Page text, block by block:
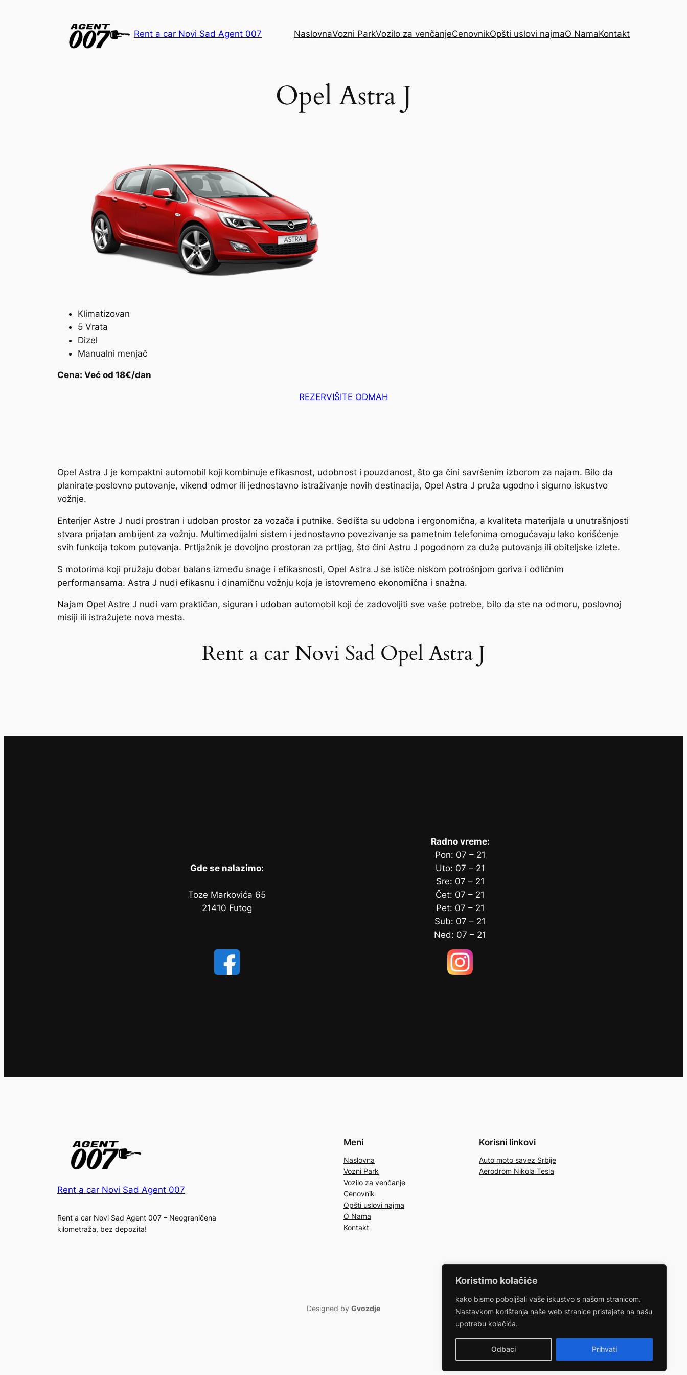
Koristimo kolačiće
kako bismo poboljšali vaše iskustvo s našom stranicom.
Nastavkom korištenja naše web stranice pristajete na našu
upotrebu kolačića.
Odbaci Prihvati
Rent a car Novi Sad Agent 007 NaslovnaVozni ParkVozilo za venčanjeCenovnikOpšti uslovi najmaO NamaKontakt
Opel Astra J
Klimatizovan
5 Vrata
Dizel
Manualni menjač
Cena: Već od 18€/dan
REZERVIŠITE ODMAH
Opel Astra J je kompaktni automobil koji kombinuje efikasnost, udobnost i pouzdanost, što ga čini savršenim izborom za najam. Bilo da
planirate poslovno putovanje, vikend odmor ili jednostavno istraživanje novih destinacija, Opel Astra J pruža ugodno i sigurno iskustvo
vožnje.
Enterijer Astre J nudi prostran i udoban prostor za vozača i putnike. Sedišta su udobna i ergonomična, a kvaliteta materijala u unutrašnjosti
stvara prijatan ambijent za vožnju. Multimedijalni sistem i jednostavno povezivanje sa pametnim telefonima omogućavaju lako korišćenje
svih funkcija tokom putovanja. Prtljažnik je dovoljno prostoran za prtljag, što čini Astru J pogodnom za duža putovanja ili obiteljske izlete.
S motorima koji pružaju dobar balans između snage i efikasnosti, Opel Astra J se ističe niskom potrošnjom goriva i odličnim
performansama. Astra J nudi efikasnu i dinamičnu vožnju koja je istovremeno ekonomična i snažna.
Najam Opel Astre J nudi vam praktičan, siguran i udoban automobil koji će zadovoljiti sve vaše potrebe, bilo da ste na odmoru, poslovnoj
misiji ili istražujete nova mesta.
Rent a car Novi Sad Opel Astra J
Gde se nalazimo:
Toze Markovića 65
21410 Futog
Radno vreme:
Pon: 07 – 21
Uto: 07 – 21
Sre: 07 – 21
Čet: 07 – 21
Pet: 07 – 21
Sub: 07 – 21
Ned: 07 – 21
Rent a car Novi Sad Agent 007
Rent a car Novi Sad Agent 007 – Neograničena
kilometraža, bez depozita!
Meni
Naslovna
Vozni Park
Vozilo za venčanje
Cenovnik
Opšti uslovi najma
O Nama
Kontakt
Korisni linkovi
Auto moto savez Srbije
Aerodrom Nikola Tesla
Designed by Gvozdje